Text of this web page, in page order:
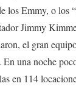
los Emmy, o los “
Jimmy
el gran
una noche
en 114